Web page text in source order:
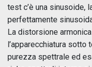
test c’è una sinusoide,
perfettamente
La distorsione
l’apparecchiatura
purezza spettrale ed